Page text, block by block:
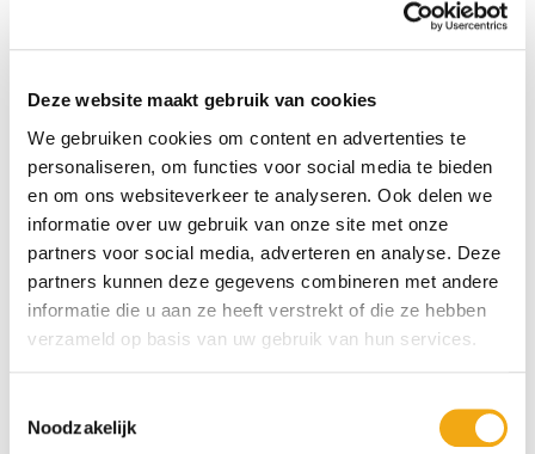
Deze website maakt gebruik van cookies
We gebruiken cookies om content en advertenties te
personaliseren, om functies voor social media te bieden
en om ons websiteverkeer te analyseren. Ook delen we
informatie over uw gebruik van onze site met onze
partners voor social media, adverteren en analyse. Deze
partners kunnen deze gegevens combineren met andere
informatie die u aan ze heeft verstrekt of die ze hebben
verzameld op basis van uw gebruik van hun services.
Noodzakelijk
moeiteloos door onze complete kunstenaarscollectie en ontdekt u
originele kunstwerken die perfect aansluiten bij uw persoonlijke
Bent u op zoek naar een kunstenaar met een andere beginletter?
ontdek nog meer bijzondere schilderijen van talentvolle
kunstenaars uit Nederland en de rest van de wereld.